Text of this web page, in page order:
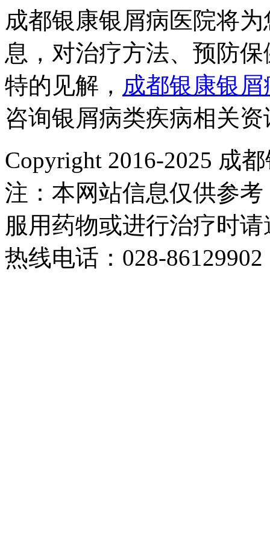
成都银康银屑病医院将
息，对治疗方法、预防
特的见解， 成都银康银
咨询银屑病类疾病相关资
Copyright 2016-2025 成
注：本网站信息仅供参
服用药物或进行治疗时
热线电话：028-86129902